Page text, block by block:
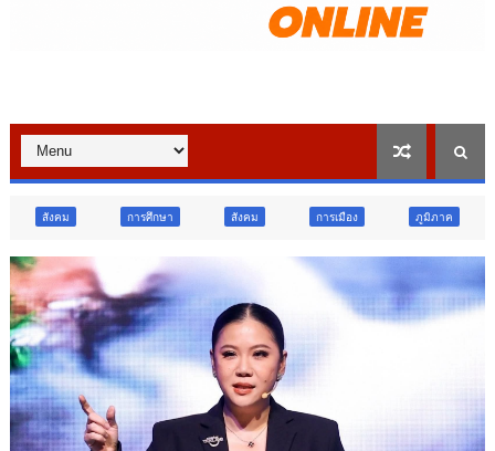
การศึกษา สังคม การเมือง ภูมิภาค วิจัย นวัตกรรม